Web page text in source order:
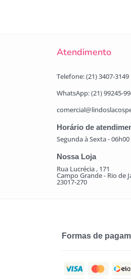
Atendimento
Telefone: (21) 3407-3149
WhatsApp: (21) 99245-
Horário de
Segunda à Sexta -
Nossa Loja
Rua Lucrécia , 171
Campo Grande - Rio de
23017-270
Formas de